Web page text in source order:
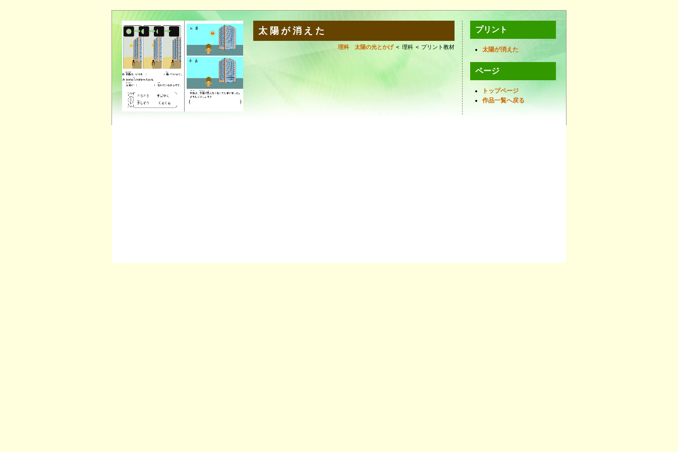
太陽が消えた
理科 太陽の光とかげ 理科 プリント教材
プリント
太陽が消えた
ページ
トップページ
作品一覧へ戻る